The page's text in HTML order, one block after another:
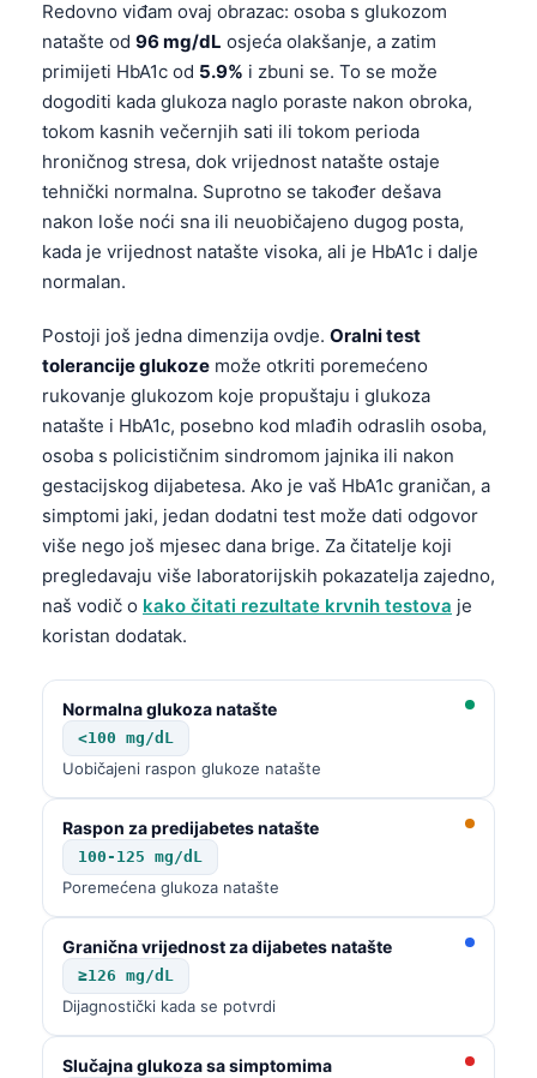
Redovno viđam ovaj obrazac: osoba s glukozom
natašte od 96 mg/dL osjeća olakšanje, a zatim
primijeti HbA1c od 5.9% i zbuni se. To se može
dogoditi kada glukoza naglo poraste nakon obroka,
tokom kasnih večernjih sati ili tokom perioda
hroničnog stresa, dok vrijednost natašte ostaje
tehnički normalna. Suprotno se također dešava
nakon loše noći sna ili neuobičajeno dugog posta,
kada je vrijednost natašte visoka, ali je HbA1c i dalje
normalan.
Postoji još jedna dimenzija ovdje. Oralni test
tolerancije glukoze može otkriti poremećeno
rukovanje glukozom koje propuštaju i glukoza
natašte i HbA1c, posebno kod mlađih odraslih osoba,
osoba s policističnim sindromom jajnika ili nakon
gestacijskog dijabetesa. Ako je vaš HbA1c graničan, a
simptomi jaki, jedan dodatni test može dati odgovor
više nego još mjesec dana brige. Za čitatelje koji
pregledavaju više laboratorijskih pokazatelja zajedno,
naš vodič o kako čitati rezultate krvnih testova je
koristan dodatak.
Normalna glukoza natašte
<100 mg/dL
Uobičajeni raspon glukoze natašte
Raspon za predijabetes natašte
100-125 mg/dL
Poremećena glukoza natašte
Granična vrijednost za dijabetes natašte
≥126 mg/dL
Dijagnostički kada se potvrdi
Slučajna glukoza sa simptomima